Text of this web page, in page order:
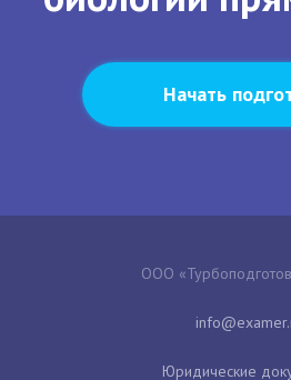
Начать
ООО
Юридические